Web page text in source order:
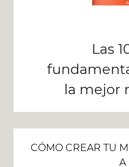
Las
la mejor
CÓMO CREAR TU
A